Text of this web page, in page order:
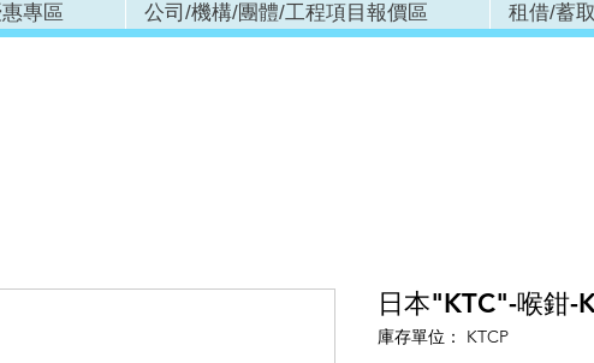
專區 公司/機構/團體/工程項目報價區 租借/蓄
日本"KTC"-喉鉗-
庫存單位： KTCP